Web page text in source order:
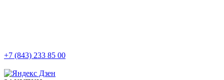
+7 (843) 233 85 00